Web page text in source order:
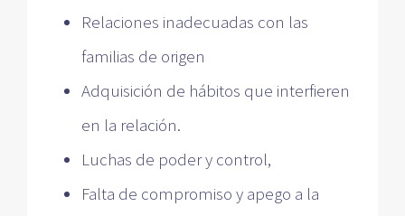
Relaciones inadecuadas con las
familias de origen
Adquisición de hábitos que interfieren
en la relación.
Luchas de poder y control,
Falta de compromiso y apego a la